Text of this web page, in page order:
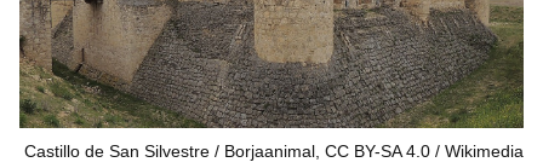
Castillo de San Silvestre / Borjaanimal, CC BY-SA 4.0
Wikimedia